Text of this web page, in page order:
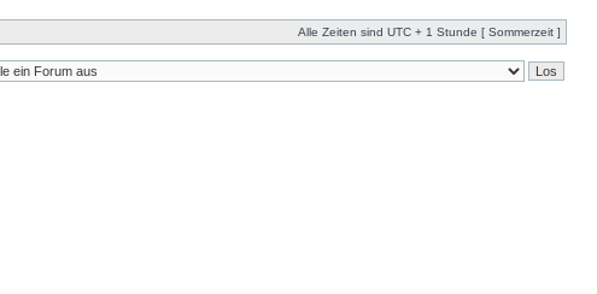
Alle Zeiten sind UTC + 1 Stunde [ Sommerzeit ]